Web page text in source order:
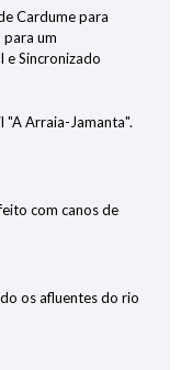
Cardume para
um
Sincronizado
"A Arraia-Jamanta".
com canos de
os afluentes do rio